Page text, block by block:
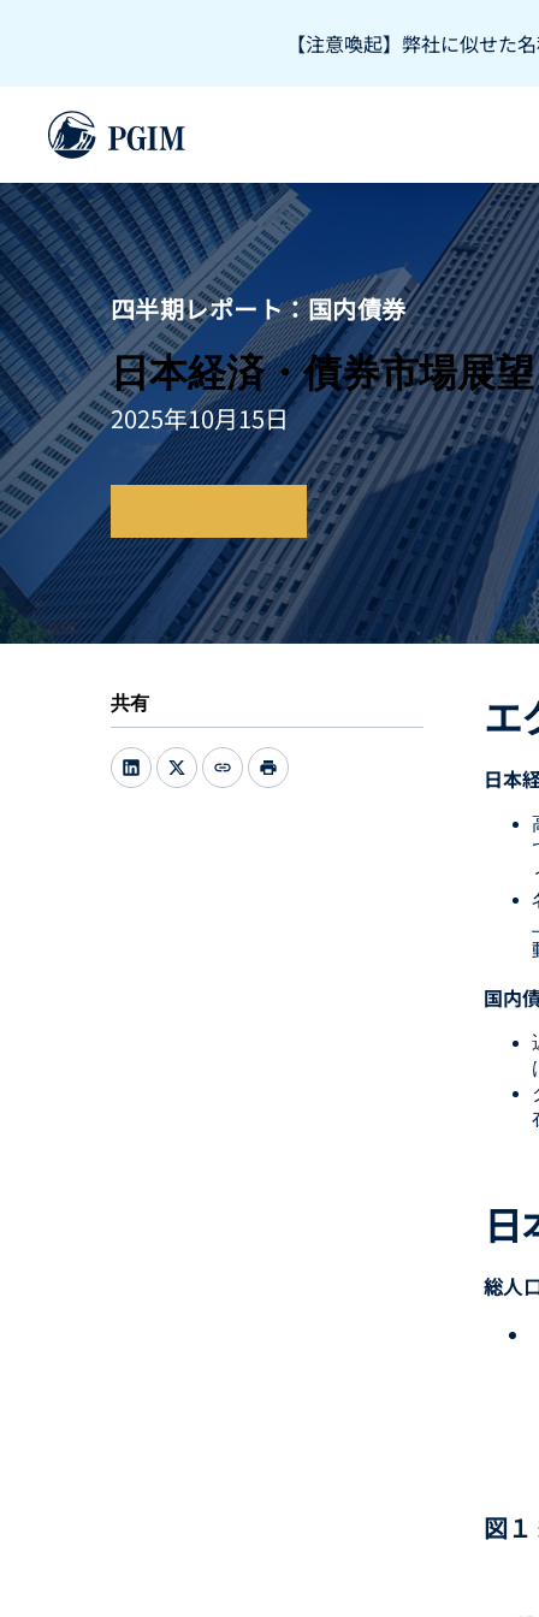
【注意喚起】弊社に似せた
四半期レポート：国内債券
日本経済・債券市場展望
2025年10月15日
共有
link print
エ
日本
国内
総人
図